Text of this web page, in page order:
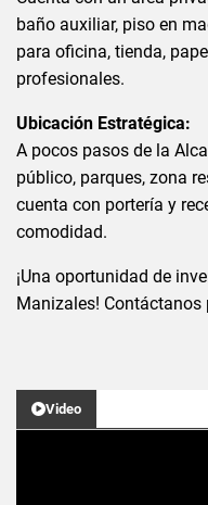
baño auxiliar, piso en
para oficina, tienda,
profesionales.
Ubicación Estratégica:
A pocos pasos de la
público, parques, zona
cuenta con portería y
comodidad.
¡Una oportunidad de
Manizales!
Video